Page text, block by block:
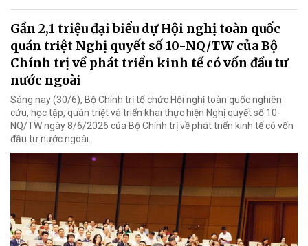
Gần 2,1 triệu đại biểu dự Hội nghị toàn quốc
quán triệt Nghị quyết số 10-NQ/TW của Bộ
Chính trị về phát triển kinh tế có vốn đầu tư
nước ngoài
Sáng nay (30/6), Bộ Chính trị tổ chức Hội nghị toàn quốc nghiên
cứu, học tập, quán triệt và triển khai thực hiện Nghị quyết số 10-
NQ/TW ngày 8/6/2026 của Bộ Chính trị về phát triển kinh tế có vốn
đầu tư nước ngoài.